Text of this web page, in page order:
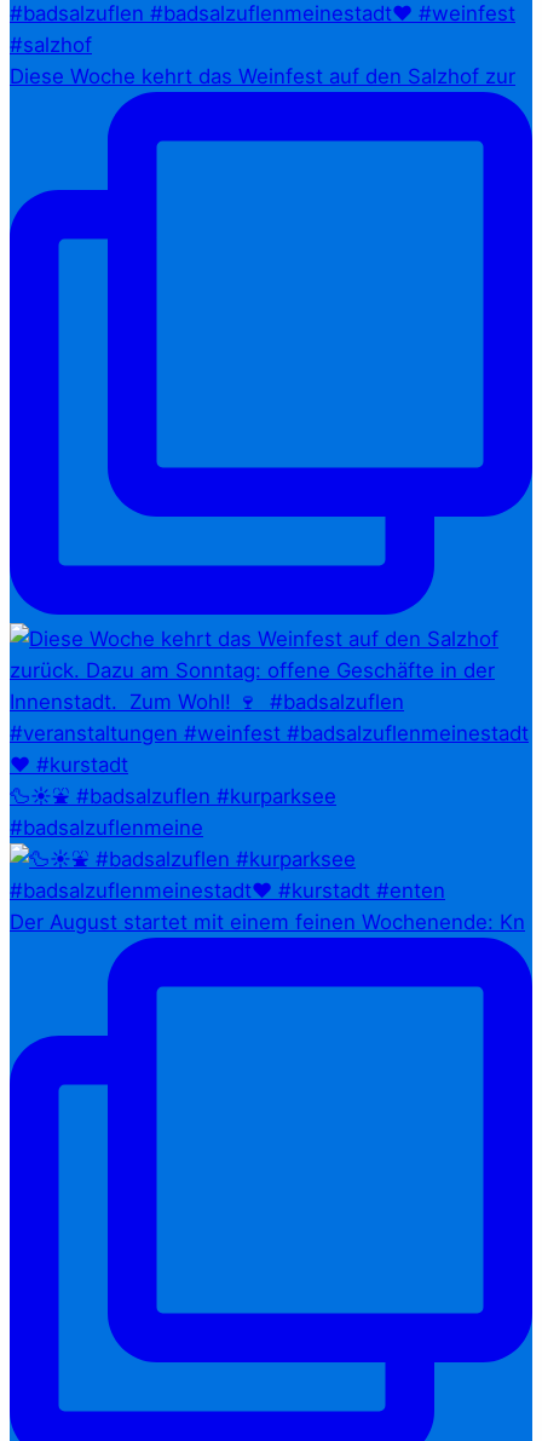
Diese Woche kehrt das Weinfest auf den Salzhof zur
🦆☀️⛲ #badsalzuflen #kurparksee
#badsalzuflenmeine
Der August startet mit einem feinen Wochenende: Kn